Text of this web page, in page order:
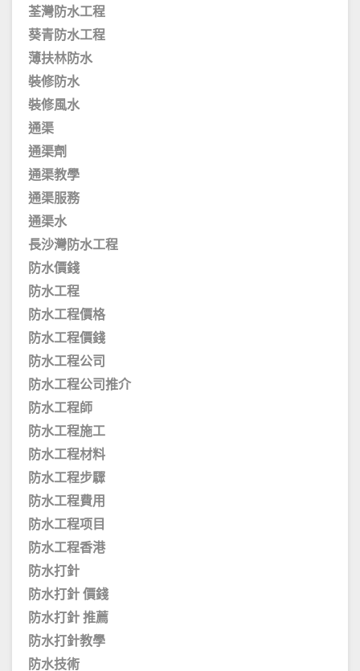
荃灣防水工程
葵青防水工程
薄扶林防水
裝修防水
裝修風水
通渠
通渠劑
通渠教學
通渠服務
通渠水
長沙灣防水工程
防水價錢
防水工程
防水工程價格
防水工程價錢
防水工程公司
防水工程公司推介
防水工程師
防水工程施工
防水工程材料
防水工程步驟
防水工程費用
防水工程项目
防水工程香港
防水打針
防水打針 價錢
防水打針 推薦
防水打針教學
防水技術